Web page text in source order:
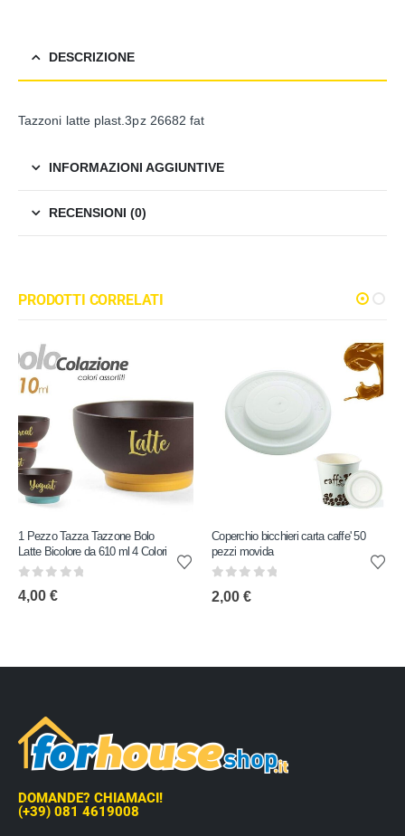
DESCRIZIONE
Tazzoni latte plast.3pz 26682 fat
INFORMAZIONI AGGIUNTIVE
RECENSIONI (0)
PRODOTTI CORRELATI
1 Pezzo Tazza Tazzone Bolo
Latte Bicolore da 610 ml 4 Colori
0 out of 5
4,00 €
Coperchio bicchieri carta caffe' 50
pezzi movida
2,00 €
DOMANDE? CHIAMACI!
(+39) 081 4619008